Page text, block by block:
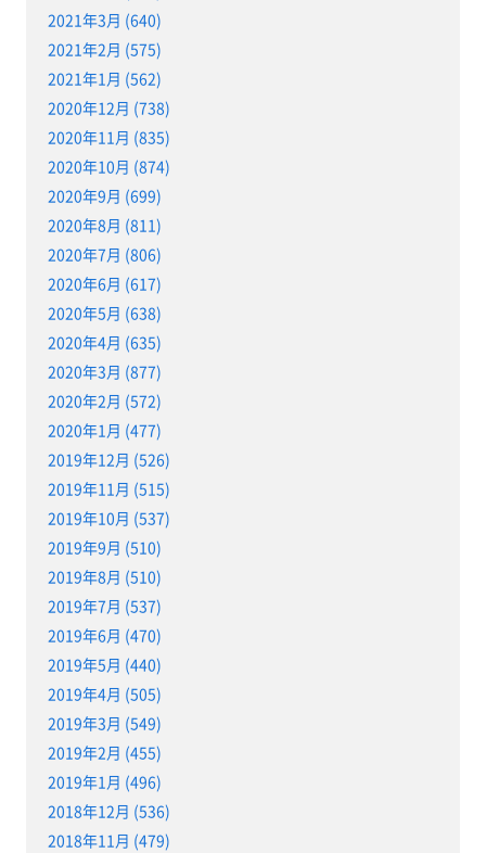
2021年3月 (640)
2021年2月 (575)
2021年1月 (562)
2020年12月 (738)
2020年11月 (835)
2020年10月 (874)
2020年9月 (699)
2020年8月 (811)
2020年7月 (806)
2020年6月 (617)
2020年5月 (638)
2020年4月 (635)
2020年3月 (877)
2020年2月 (572)
2020年1月 (477)
2019年12月 (526)
2019年11月 (515)
2019年10月 (537)
2019年9月 (510)
2019年8月 (510)
2019年7月 (537)
2019年6月 (470)
2019年5月 (440)
2019年4月 (505)
2019年3月 (549)
2019年2月 (455)
2019年1月 (496)
2018年12月 (536)
2018年11月 (479)